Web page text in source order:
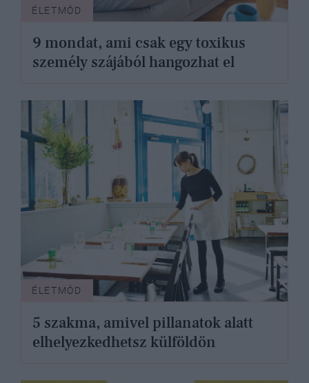
ÉLETMÓD
9 mondat, ami csak egy toxikus
személy szájából hangozhat el
ÉLETMÓD
5 szakma, amivel pillanatok alatt
elhelyezkedhetsz külföldön